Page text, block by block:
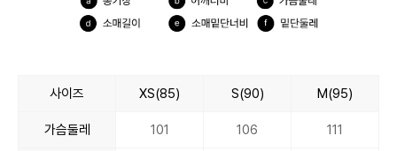
사이즈 XS(85) S(90) M(95)
가슴둘레 101 106 111